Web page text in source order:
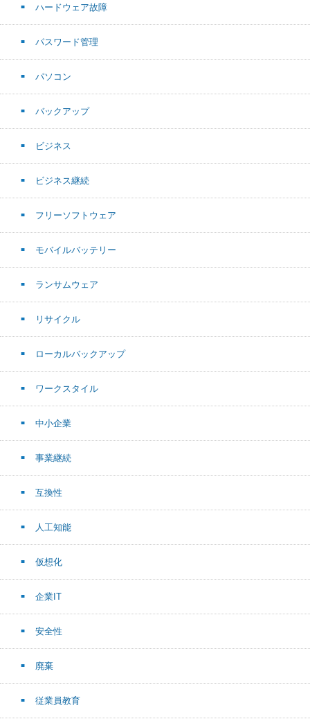
ハードウェア故障
パスワード管理
パソコン
バックアップ
ビジネス
ビジネス継続
フリーソフトウェア
モバイルバッテリー
ランサムウェア
リサイクル
ローカルバックアップ
ワークスタイル
中小企業
事業継続
互換性
人工知能
仮想化
企業IT
安全性
廃棄
従業員教育